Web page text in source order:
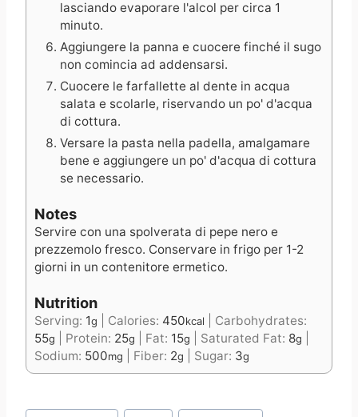
lasciando evaporare l'alcol per circa 1
minuto.
Aggiungere la panna e cuocere finché il sugo
non comincia ad addensarsi.
Cuocere le farfallette al dente in acqua
salata e scolarle, riservando un po' d'acqua
di cottura.
Versare la pasta nella padella, amalgamare
bene e aggiungere un po' d'acqua di cottura
se necessario.
Notes
Servire con una spolverata di pepe nero e
prezzemolo fresco. Conservare in frigo per 1-2
giorni in un contenitore ermetico.
Nutrition
Serving: 1g Calories: 450kcal
Carbohydrates:
55g Protein: 25g Fat: 15g Saturated Fat: 8g
Sodium: 500mg Fiber: 2g Sugar: 3g
Post